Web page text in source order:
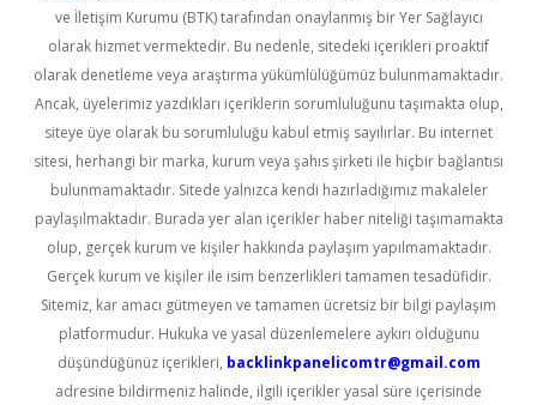
ve İletişim Kurumu (BTK) tarafından onaylanmış bir Yer Sağlayıcı
olarak hizmet vermektedir. Bu nedenle, sitedeki içerikleri proaktif
olarak denetleme veya araştırma yükümlülüğümüz bulunmamaktadır.
Ancak, üyelerimiz yazdıkları içeriklerin sorumluluğunu taşımakta olup,
siteye üye olarak bu sorumluluğu kabul etmiş sayılırlar. Bu internet
sitesi, herhangi bir marka, kurum veya şahıs şirketi ile hiçbir bağlantısı
bulunmamaktadır. Sitede yalnızca kendi hazırladığımız makaleler
paylaşılmaktadır. Burada yer alan içerikler haber niteliği taşımamakta
olup, gerçek kurum ve kişiler hakkında paylaşım yapılmamaktadır.
Gerçek kurum ve kişiler ile isim benzerlikleri tamamen tesadüfidir.
Sitemiz, kar amacı gütmeyen ve tamamen ücretsiz bir bilgi paylaşım
platformudur. Hukuka ve yasal düzenlemelere aykırı olduğunu
düşündüğünüz içerikleri, backlinkpanelicomtr@gmail.com
adresine bildirmeniz halinde, ilgili içerikler yasal süre içerisinde